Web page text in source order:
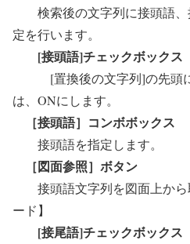
検索後の文字列に接頭語、
定を行います。
[接頭語]チェックボックス
[置換後の文字列]の先頭に
は、ONにします。
［接頭語］コンボボックス
接頭語を指定します。
［図面参照］ボタン
接頭語文字列を図面上から
ード】
[接尾語]チェックボックス